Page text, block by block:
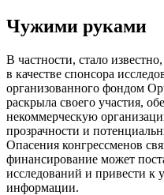
Чужими руками
В частности, стало
в качестве спонсора
организованного фондом
раскрыла своего участия,
некоммерческую
прозрачности и
Опасения конгрессменов
финансирование может
исследований и привести к
информации.